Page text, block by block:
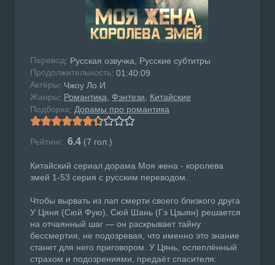
Перевод: Русская озвучка, Русские субтитры
Продолжительность: 01:40:09
Актёры: Чжоу Ло И
Жанры: Романтика Фэнтези
Китайские
Подборка: Дорамы про романтика
Рейтинг: 6.4 (7 гол.)
Китайский сериал дорама Моя жена - королева
змей 1-53 серия с русским переводом.
Чтобы вырвать из лап смерти своего близкого друга
У Цяня (Сюй Фую), Сюй Шань (Гэ Цзыян) решается
на отчаянный шаг — он раскрывает тайну
бессмертия, не подозревая, что именно это знание
станет для него приговором. У Цянь, ослеплённый
страхом и подозрениями, предаёт спасителя: